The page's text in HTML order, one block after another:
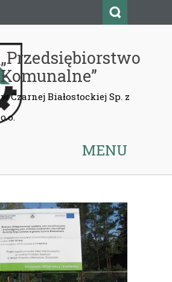
„Przedsiębiorstwo
Komunalne”
MENU